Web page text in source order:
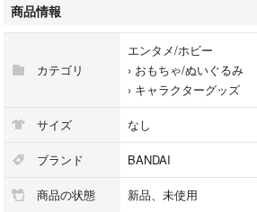
商品情報
カテゴリ
エンタメ/ホビー
› おもちゃ/ぬいぐるみ
› キャラクターグッズ
サイズ なし
ブランド BANDAI
商品の状態 新品、未使用